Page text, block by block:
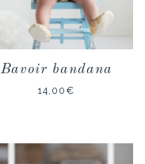
Bavoir bandana
14,00 €